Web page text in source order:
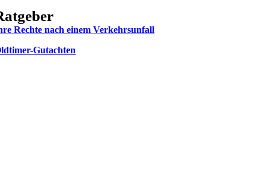
Rechte nach einem Verkehrsunfall
Gutachten